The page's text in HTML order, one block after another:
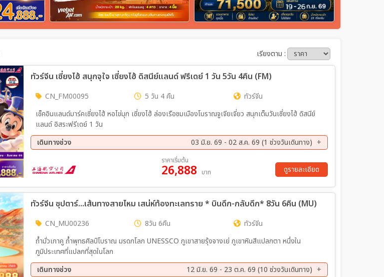
เรียงตาม :
ทัวร์จีน เซี่ยงไฮ้ สนุกจุใจ เซี่ยงไฮ้ ดิสนีย์แลนด์ ฟรีเดย์ 1 วัน 5วัน 4คืน (FM)
CN_FM00095 5 วัน 4 คืน
ทัวร์จีน
เช็คอินแลนด์มาร์คเซี่ยงไฮ้ หอไข่มุก เซี่ยงไฮ้ ล่องเรือชมเมืองโบราณจูเจียเจี่ยว สนุกเต็มวันเซี่ยงไฮ้ ดิสนีย์
แลนด์ อิสระฟรีเดย์ 1 วัน
เดินทางช่วง
03 มิ.ย. 69 - 02 ส.ค. 69 (1 ช่วงวันเดินทาง)
ราคาเริ่มต้น
26,888 บาท ดูรายละเอียด
ทัวร์จีน ซุปตาร์...เส้นทางสายไหม เสน่ห์ท้องทะเลทราย * บินดึก-กลับดึก* 8วัน 6คืน (MU)
CN_MU00236 8วัน 6คืน
ทัวร์จีน
ถ้ำมั่วเกาคู ถ้ำพุทธศิลป์โบราณ มรดกโลก UNESSCO ภูเขาสายรุ้งจางเย่ ภูเขาหินสีแปลกตา หนึ่งใน
ภูมิประเทศที่แปลกที่สุดในโลก
เดินทางช่วง
12 มิ.ย. 69 - 23 ต.ค. 69 (10 ช่วงวันเดินทาง)